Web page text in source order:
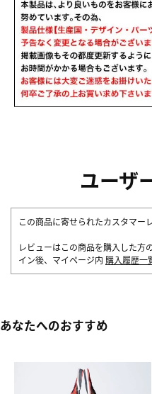
ユーザ
この商品に寄せられたカスタマー
レビューはこの商品を購入した方
イン後、マイページ内 購入履歴一
あなたへのおすすめ